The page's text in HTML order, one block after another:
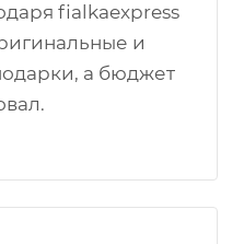
fialkaexpress
и
а бюджет